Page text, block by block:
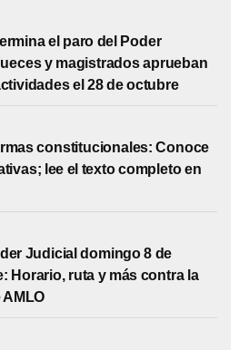
el paro del Poder
y magistrados aprueban
el 28 de octubre
constitucionales: Conoce
lee el texto completo en
Judicial domingo 8 de
Horario, ruta y más contra la
AMLO